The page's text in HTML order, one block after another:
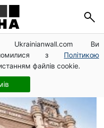
Ukrainianwall.com Ви
з Політикою
файлів cookie.